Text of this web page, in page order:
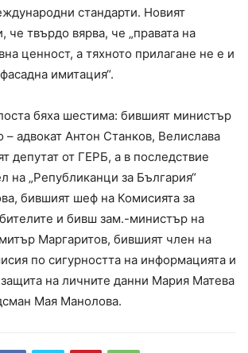
стандарти. Новият
че твърдо вярва, че „правата на
ценност, а тяхното прилагане не е и
имитация“.
бяха шестима: бившият министър
– адвокат Антон Станков, Велислава
депутат от ГЕРБ, а в последствие
на „Републиканци за България“
бившият шеф на Комисията за
и бивш зам.-министър на
Маргаритов, бившият член на
по сигурността на информацията и
на личните данни Мария Матева
Мая Манолова.